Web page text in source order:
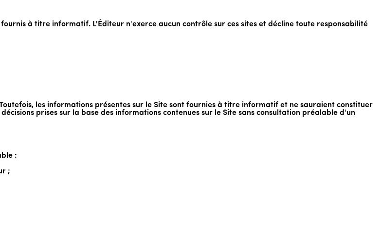
à titre informatif. L'Éditeur n'exerce aucun contrôle sur ces sites et décline toute responsabilité
les informations présentes sur le Site sont fournies à titre informatif et ne sauraient constituer
prises sur la base des informations contenues sur le Site sans consultation préalable d'un
:
;